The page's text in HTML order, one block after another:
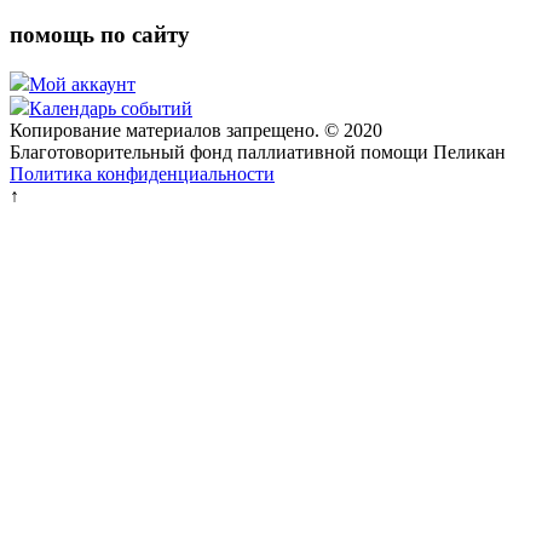
помощь по сайту
Мой аккаунт
Календарь событий
Копирование материалов запрещено. © 2020
Благотоворительный фонд паллиативной помощи Пеликан
Политика конфиденциальности
↑